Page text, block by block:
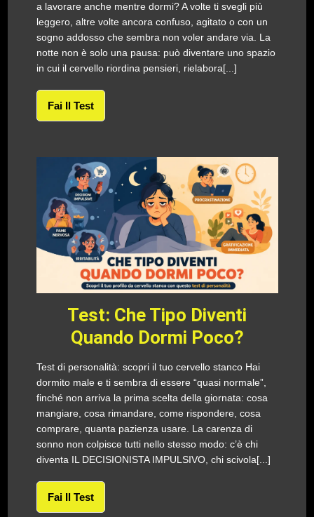
a lavorare anche mentre dormi? A volte ti svegli più
leggero, altre volte ancora confuso, agitato o con un
sogno addosso che sembra non voler andare via. La
notte non è solo una pausa: può diventare uno spazio
in cui il cervello riordina pensieri, rielabora[...]
Fai Il Test
Test: Che Tipo Diventi
Quando Dormi Poco?
Test di personalità: scopri il tuo cervello stanco Hai
dormito male e ti sembra di essere “quasi normale”,
finché non arriva la prima scelta della giornata: cosa
mangiare, cosa rimandare, come rispondere, cosa
comprare, quanta pazienza usare. La carenza di
sonno non colpisce tutti nello stesso modo: c’è chi
diventa IL DECISIONISTA IMPULSIVO, chi scivola[...]
Fai Il Test